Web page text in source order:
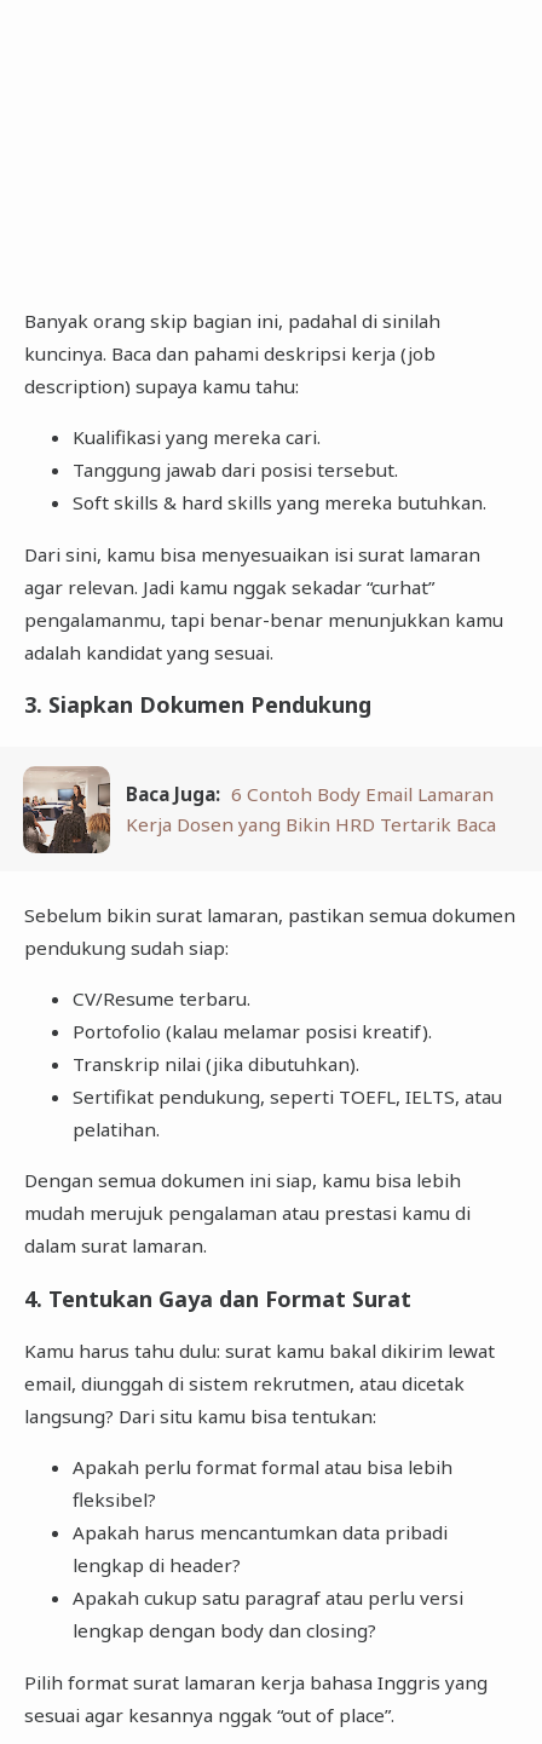
Banyak orang skip bagian ini, padahal di sinilah
kuncinya. Baca dan pahami deskripsi kerja (job
description) supaya kamu tahu:
Kualifikasi yang mereka cari.
Tanggung jawab dari posisi tersebut.
Soft skills & hard skills yang mereka butuhkan.
Dari sini, kamu bisa menyesuaikan isi surat lamaran
agar relevan. Jadi kamu nggak sekadar “curhat”
pengalamanmu, tapi benar-benar menunjukkan kamu
adalah kandidat yang sesuai.
3. Siapkan Dokumen Pendukung
Baca Juga: 6 Contoh Body Email Lamaran
Kerja Dosen yang Bikin HRD Tertarik Baca
Sebelum bikin surat lamaran, pastikan semua dokumen
pendukung sudah siap:
CV/Resume terbaru.
Portofolio (kalau melamar posisi kreatif).
Transkrip nilai (jika dibutuhkan).
Sertifikat pendukung, seperti TOEFL, IELTS, atau
pelatihan.
Dengan semua dokumen ini siap, kamu bisa lebih
mudah merujuk pengalaman atau prestasi kamu di
dalam surat lamaran.
4. Tentukan Gaya dan Format Surat
Kamu harus tahu dulu: surat kamu bakal dikirim lewat
email, diunggah di sistem rekrutmen, atau dicetak
langsung? Dari situ kamu bisa tentukan:
Apakah perlu format formal atau bisa lebih
fleksibel?
Apakah harus mencantumkan data pribadi
lengkap di header?
Apakah cukup satu paragraf atau perlu versi
lengkap dengan body dan closing?
Pilih format surat lamaran kerja bahasa Inggris yang
sesuai agar kesannya nggak “out of place”.